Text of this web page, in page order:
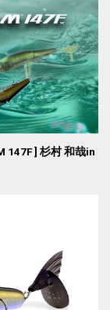
147F ] 杉村 和哉in